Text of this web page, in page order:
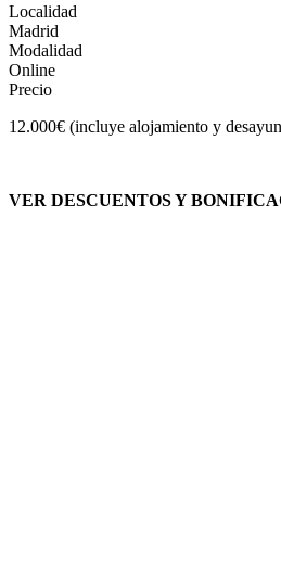
Localidad
Madrid
Modalidad
Online
Precio
12.000€ (incluye alojamiento y
VER DESCUENTOS Y